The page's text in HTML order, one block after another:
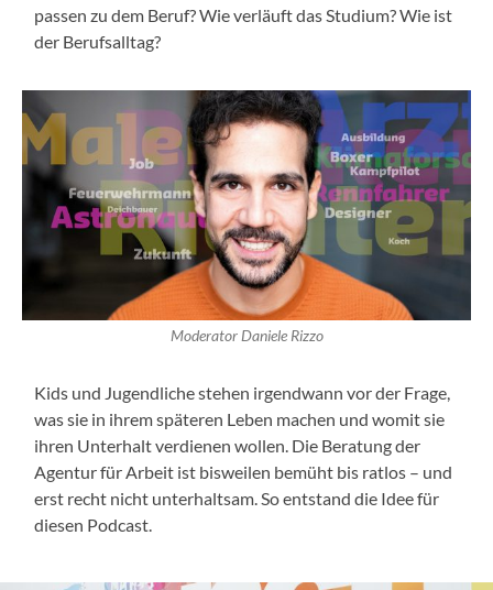
passen zu dem Beruf? Wie verläuft das Studium? Wie ist
der Berufsalltag?
Moderator Daniele Rizzo
Kids und Jugendliche stehen irgendwann vor der Frage,
was sie in ihrem späteren Leben machen und womit sie
ihren Unterhalt verdienen wollen. Die Beratung der
Agentur für Arbeit ist bisweilen bemüht bis ratlos – und
erst recht nicht unterhaltsam. So entstand die Idee für
diesen Podcast.